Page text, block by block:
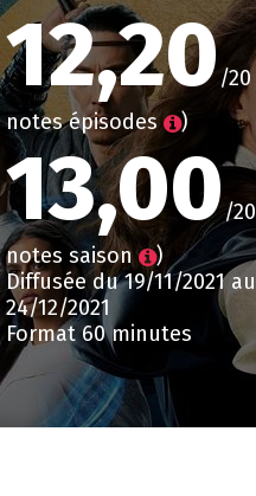
12,20/20
notes épisodes )
13,00/20
notes saison
)
Diffusée du 19/11/2021 au
24/12/2021
Format 60 minutes